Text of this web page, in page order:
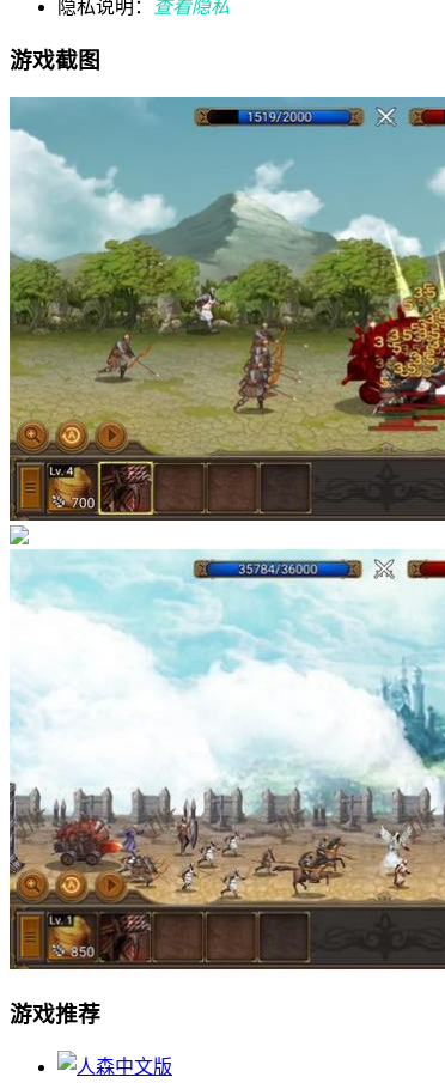
隐私说明：
查看隐私
游戏截图
游戏推荐